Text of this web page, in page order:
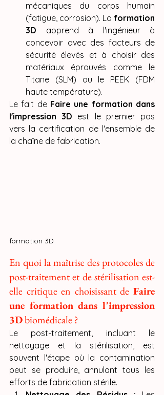
mécaniques du corps humain
(fatigue, corrosion). La formation
3D apprend à l'ingénieur à
concevoir avec des facteurs de
sécurité élevés et à choisir des
matériaux éprouvés comme le
Titane (SLM) ou le PEEK (FDM
haute température).
Le fait de Faire une formation dans
l'impression 3D est le premier pas
vers la certification de l'ensemble de
la chaîne de fabrication.
formation 3D
En quoi la maîtrise des protocoles de
post-traitement et de stérilisation est-
elle critique en choisissant de Faire
une formation dans l'impression
3D biomédicale ?
Le post-traitement, incluant le
nettoyage et la stérilisation, est
souvent l'étape où la contamination
peut se produire, annulant tous les
efforts de fabrication stérile.